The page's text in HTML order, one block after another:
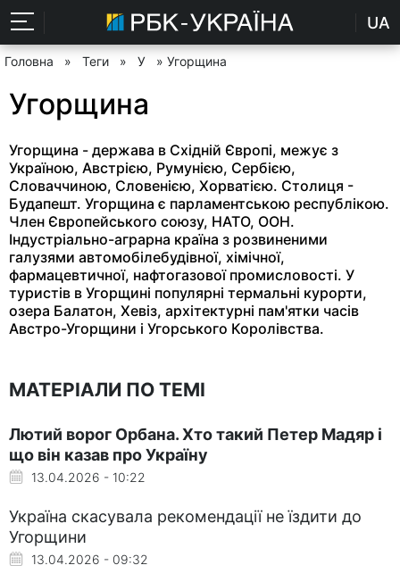
UA
Головна » Теги » У » Угорщина
Угорщина
Угорщина - держава в Східній Європі, межує з
Україною, Австрією, Румунією, Сербією,
Словаччиною, Словенією, Хорватією. Столиця -
Будапешт. Угорщина є парламентською республікою.
Член Європейського союзу, НАТО, ООН.
Індустріально-аграрна країна з розвиненими
галузями автомобілебудівної, хімічної,
фармацевтичної, нафтогазової промисловості. У
туристів в Угорщині популярні термальні курорти,
озера Балатон, Хевіз, архітектурні пам'ятки часів
Австро-Угорщини і Угорського Королівства.
МАТЕРІАЛИ ПО ТЕМІ
Лютий ворог Орбана. Хто такий Петер Мадяр і
що він казав про Україну
13.04.2026 - 10:22
Україна скасувала рекомендації не їздити до
Угорщини
13.04.2026 - 09:32